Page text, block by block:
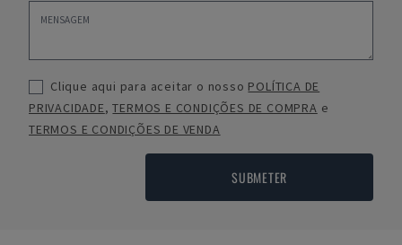
Clique aqui para aceitar o nosso POLÍTICA DE
PRIVACIDADE,TERMOS E CONDIÇÕES DE COMPRA e
TERMOS E CONDIÇÕES DE VENDA
SUBMETER